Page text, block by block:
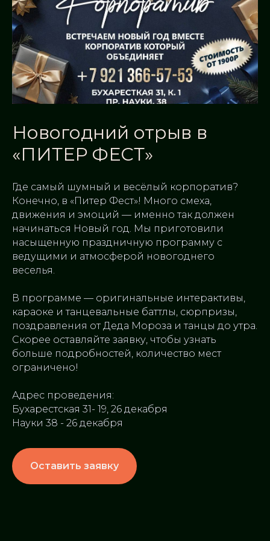
Новогодний отрыв в
«ПИТЕР ФЕСТ»
Где самый шумный и весёлый корпоратив?
Конечно, в «Питер Фест»! Много смеха,
движения и эмоций — именно так должен
начинаться Новый год. Мы приготовили
насыщенную праздничную программу с
ведущими и атмосферой новогоднего
веселья.
В программе — оригинальные интерактивы,
караоке и танцевальные баттлы, сюрпризы,
поздравления от Деда Мороза и танцы до утра.
Скорее оставляйте заявку, чтобы узнать
больше подробностей, количество мест
ограничено!
Адрес проведения:
Бухарестская 31- 19, 26 декабря
Науки 38 - 26 декабря
Оставить заявку
ООО
«МЕЖДУНАРОДНАЯ»
ИНН 7816759204/ ОГРН 1257800079591
INFO@TAGIROVGROUP.RU